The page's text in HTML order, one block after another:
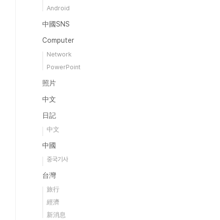
Android
中國SNS
Computer
Network
PowerPoint
照片
中文
日記
中文
中國
중국기사
台灣
旅行
經濟
新消息